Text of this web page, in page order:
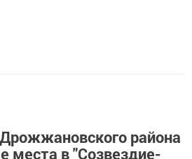
района
места в "Созвездие-